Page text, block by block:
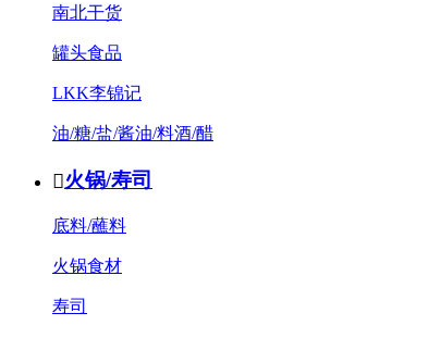
南北干货
罐头食品
LKK李锦记
油/糖/盐/酱油/料酒/醋
火锅/寿司
底料/蘸料
火锅食材
寿司